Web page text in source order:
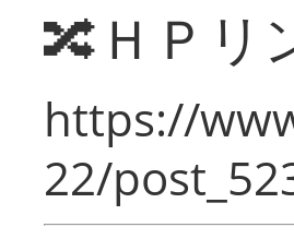
🔀ＨＰリ
https://
22/